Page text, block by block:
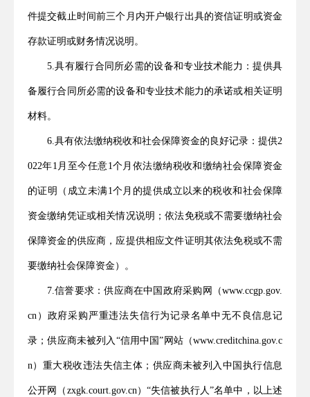
件提交截止时间前三个月内开户银行出具的资信证明或资金
存款证明或财务情况说明。
5.具有履行合同所必需的设备和专业技术能力：提供具
备履行合同所必需的设备和专业技术能力的承诺或相关证明
材料。
6.具有依法缴纳税收和社会保障资金的良好记录：提供2
022年1月至今任意1个月依法缴纳税收和缴纳社会保障资金
的证明（成立未满1个月的提供成立以来的税收和社会保障
资金缴纳凭证或相关情况说明；依法免税或不需要缴纳社会
保障资金的供应商，应提供相应文件证明其依法免税或不需
要缴纳社会保障资金）。
7.信誉要求：供应商在中国政府采购网（www.ccgp.gov.
cn）政府采购严重违法失信行为记录名单中无不良信息记
录；供应商未被列入“信用中国”网站（www.creditchina.gov.c
n）重大税收违法失信主体；供应商未被列入中国执行信息
公开网（zxgk.court.gov.cn）“失信被执行人”名单中，以上述